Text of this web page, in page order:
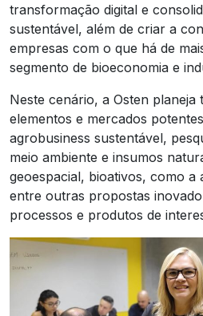
transformação digital e
sustentável, além de criar a
empresas com o que há de
segmento de bioeconomia e
Neste cenário, a Osten
elementos e mercados
agrobusiness sustentável,
meio ambiente e insumos
geoespacial, bioativos, como a
entre outras propostas
processos e produtos de